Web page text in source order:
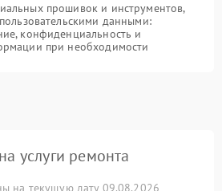
прошивок и инструментов,
данными:
конфиденциальность и
при необходимости
услуги ремонта
на текущую дату 09.08.2026